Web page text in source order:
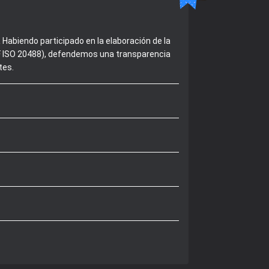
participado en la elaboración de la
20488), defendemos una transparencia